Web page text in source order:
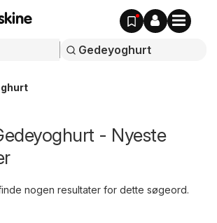
- Nyeste
nogen resultater for dette søgeord.